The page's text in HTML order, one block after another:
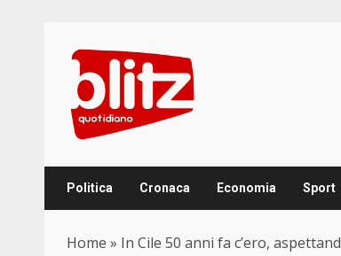
content
Politica Cronaca Economia Sport
Home » In Cile 50 anni fa c’ero,